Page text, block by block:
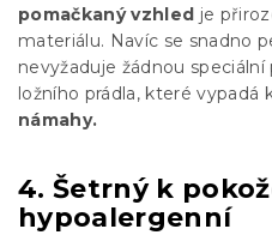
pomačkaný vzhled je
materiálu. Navíc se snadno
nevyžaduje žádnou
ložního prádla, které vypadá
námahy.
4. Šetrný k
hypoalergenní